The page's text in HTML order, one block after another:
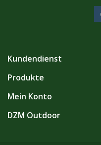
Kundendienst
Produkte
Mein Konto
DZM Outdoor